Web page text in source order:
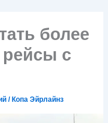
более
с
/ Копа Эйрлайнз